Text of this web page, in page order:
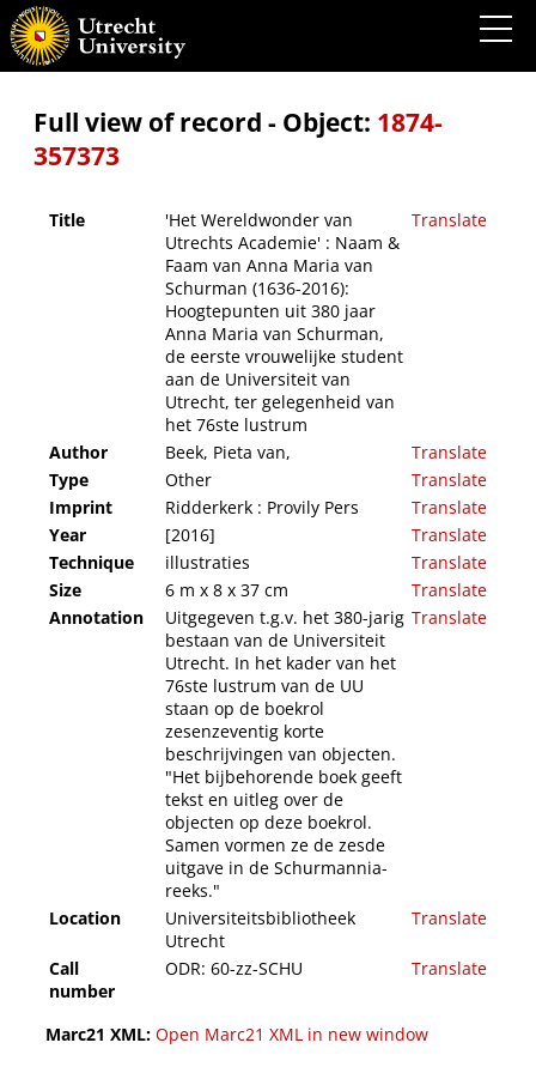
'Het Wereldwonder van Utrechts Academie' : Naam & Faam van Anna Maria van
Schurman (1636-2016): Hoogtepunten uit 380 jaar Anna Maria van Schurman, de eerste
vrouwelijke student aan de Universiteit van Utrecht, ter gelegenheid van het 76ste
lustrum
Full view of record - Object: 1874-
357373
Title
'Het Wereldwonder van
Utrechts Academie' : Naam &
Faam van Anna Maria van
Schurman (1636-2016):
Hoogtepunten uit 380 jaar
Anna Maria van Schurman,
de eerste vrouwelijke student
aan de Universiteit van
Utrecht, ter gelegenheid van
het 76ste lustrum
Translate
Author Beek, Pieta van,
Translate
Type
Other
Translate
Imprint
Ridderkerk : Provily Pers
Translate
Year
[2016]
Translate
Technique
illustraties
Translate
Size
6 m x 8 x 37 cm
Translate
Annotation
Uitgegeven t.g.v. het 380-jarig
bestaan van de Universiteit
Utrecht. In het kader van het
76ste lustrum van de UU
staan op de boekrol
zesenzeventig korte
beschrijvingen van objecten.
"Het bijbehorende boek geeft
tekst en uitleg over de
objecten op deze boekrol.
Samen vormen ze de zesde
uitgave in de Schurmannia-
reeks."
Translate
Location
Universiteitsbibliotheek
Utrecht
Translate
Call
number
ODR: 60-zz-SCHU Translate
Marc21 XML: Open Marc21 XML in new window